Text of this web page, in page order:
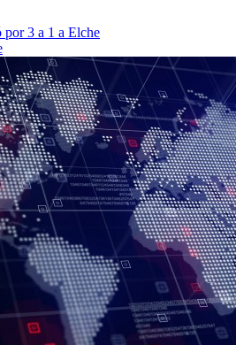
por 3 a 1 a Elche